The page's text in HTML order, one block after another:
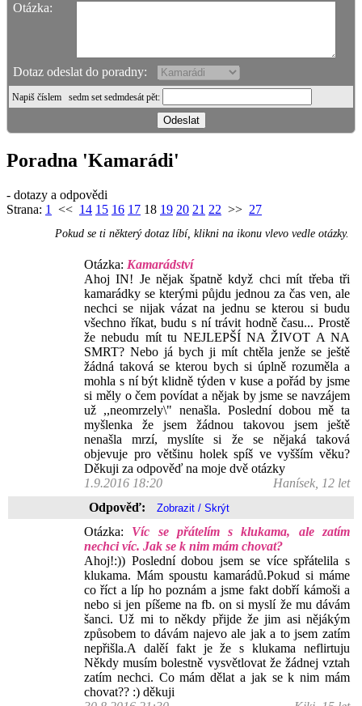
Otázka:
Dotaz odeslat do poradny:
Napiš číslem sedm set sedmdesát pět:
Poradna 'Kamarádi'
- dotazy a odpovědi
Strana: 1 << 14 15 16 17 18 19 20 21 22 >> 27
Pokud se ti některý dotaz líbí, klikni na ikonu vlevo vedle otázky.
Otázka: Kamarádství
Ahoj IN! Je nějak špatně když chci mít třeba tři
kamarádky se kterými půjdu jednou za čas ven, ale
nechci se nijak vázat na jednu se kterou si budu
všechno říkat, budu s ní trávit hodně času... Prostě
že nebudu mít tu NEJLEPŠÍ NA ŽIVOT A NA
SMRT? Nebo já bych ji mít chtěla jenže se ještě
žádná taková se kterou bych si úplně rozuměla a
mohla s ní být klidně týden v kuse a pořád by jsme
si měly o čem povídat a nějak by jsme se navzájem
už ,,neomrzely\" nenašla. Poslední dobou mě ta
myšlenka že jsem žádnou takovou jsem ještě
nenašla mrzí, myslíte si že se nějaká taková
objevuje pro většinu holek spíš ve vyšším věku?
Děkuji za odpověď na moje dvě otázky
1.9.2016 18:20
Hanísek, 12 let
Odpověď:
Otázka: Víc se přátelím s klukama, ale zatím
nechci víc. Jak se k nim mám chovat?
Ahoj!:)) Poslední dobou jsem se více spřátelila s
klukama. Mám spoustu kamarádů.Pokud si máme
co říct a líp ho poznám a jsme fakt dobří kámoši a
nebo si jen píšeme na fb. on si myslí že mu dávám
šanci. Už mi to někdy přijde že jim asi nějákým
způsobem to dávám najevo ale jak a to jsem zatím
nepřišla.A dalěí fakt je že s klukama neflirtuju
Někdy musím bolestně vysvětlovat že žádnej vztah
zatím nechci. Co mám dělat a jak se k nim mám
chovat?? :) děkuji